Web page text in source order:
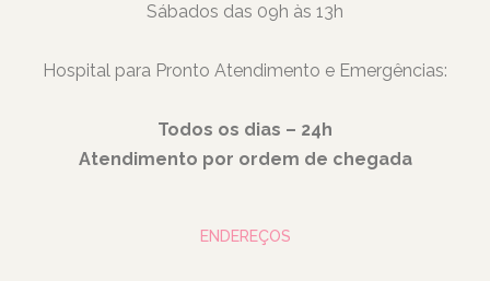
Sábados das 09h às 13h
Hospital para Pronto Atendimento e Emergências:
Todos os dias – 24h
Atendimento por ordem de chegada
ENDEREÇOS